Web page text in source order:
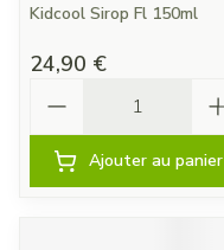
Kidcool Sirop Fl 150ml
24,90 €
Ajouter au panier